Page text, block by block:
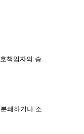
책임자의 승
쇄하거나 소